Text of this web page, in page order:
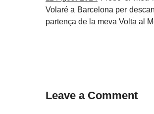
Volaré a Barcelona per
partença de la meva Volta al
Leave a Comment